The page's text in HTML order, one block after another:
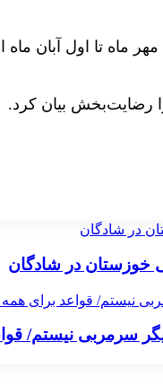
رضایت‌بخش بیان کرد.
در شادگان
خوزستان در شادگان
نیستم/ قواعد برای همه
سرمربی نیستم/